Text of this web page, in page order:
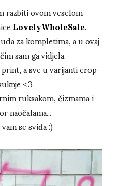
razbiti ovom veselom
LovelyWholeSale.
za kompletima, a u ovaj
sam ga vidjela.
a sve u varijanti crop
<3
ruksakom, čizmama i
se sviđa :)